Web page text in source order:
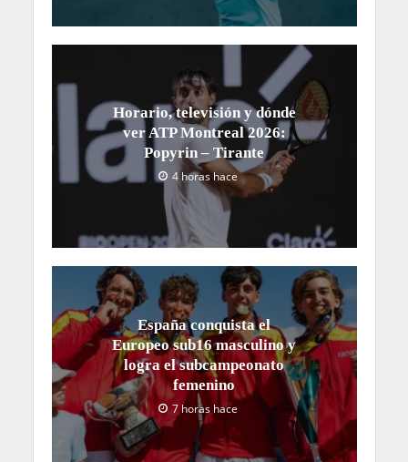
Horario, televisión y dónde
ver ATP Montreal 2026:
Popyrin – Tirante
4 horas hace
España conquista el
Europeo sub16 masculino y
logra el subcampeonato
femenino
7 horas hace